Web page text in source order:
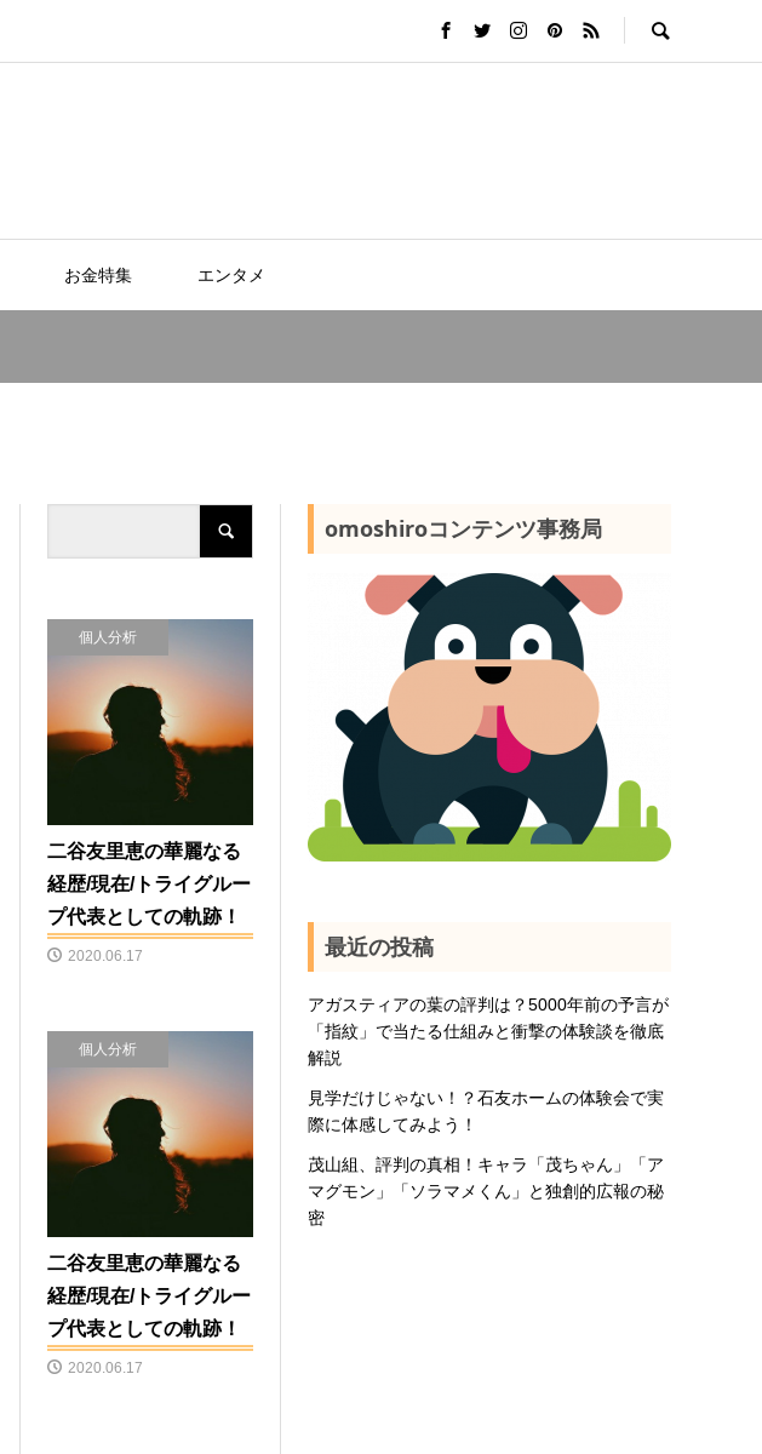
お金特集 エンタメ
個人分析
二谷友里恵の華麗なる
経歴/現在/トライグルー
プ代表としての軌跡！
2020.06.17
個人分析
二谷友里恵の華麗なる
経歴/現在/トライグルー
プ代表としての軌跡！
2020.06.17
omoshiroコンテンツ事務局
最近の投稿
アガスティアの葉の評判は？5000年前の予言が
「指紋」で当たる仕組みと衝撃の体験談を徹底
解説
見学だけじゃない！？石友ホームの体験会で実
際に体感してみよう！
茂山組、評判の真相！キャラ「茂ちゃん」「ア
マグモン」「ソラマメくん」と独創的広報の秘
密